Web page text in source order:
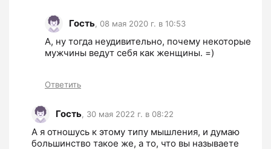
Гость 08 мая 2020 г. в 10:53
А, ну тогда неудивительно, почему некоторые
мужчины ведут себя как женщины. =)
Ответить
Гость 30 мая 2022 г. в 08:22
А я отношусь к этому типу мышления, и думаю
большинство такое же, а то, что вы называете